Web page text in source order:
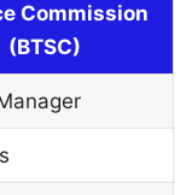
Commission
(BTSC)